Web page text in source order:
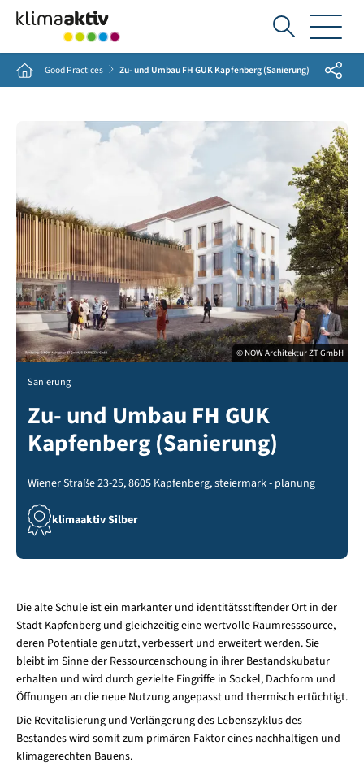
Ich
suche...
Home Good Practices Zu- und Umbau FH GUK Kapfenberg (Sanierung) Share
© NOW Architektur ZT GmbH
Sanierung
Zu- und Umbau FH GUK
Kapfenberg (Sanierung)
Wiener Straße 23-25, 8605 Kapfenberg, steiermark - planung
klimaaktiv Silber
Die alte Schule ist ein markanter und identitätsstiftender Ort in der
Stadt Kapfenberg und gleichzeitig eine wertvolle Raumresssource,
deren Potentiale genutzt, verbessert und erweitert werden. Sie
bleibt im Sinne der Ressourcenschoung in ihrer Bestandskubatur
erhalten und wird durch gezielte Eingriffe in Sockel, Dachform und
Öffnungen an die neue Nutzung angepasst und thermisch ertüchtigt.
Die Revitalisierung und Verlängerung des Lebenszyklus des
Bestandes wird somit zum primären Faktor eines nachhaltigen und
klimagerechten Bauens.